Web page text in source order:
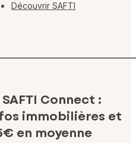
Découvrir SAFTI
Connect :
immobilières et
en moyenne